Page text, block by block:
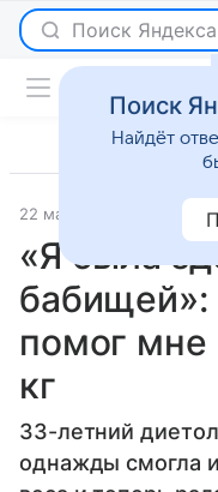
Поиск Яндекса
22 марта 2021
«Я была
бабищей»:
помог мне
кг
33-летний
однажды смогла
Поиск
Найдёт